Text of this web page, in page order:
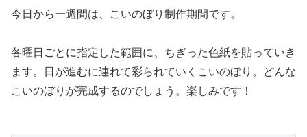
今日から一週間は、こいのぼり制作期間です。
各曜日ごとに指定した範囲に、ちぎった色紙を貼っていき
ます。日が進むに連れて彩られていくこいのぼり。どんな
こいのぼりが完成するのでしょう。楽しみです！